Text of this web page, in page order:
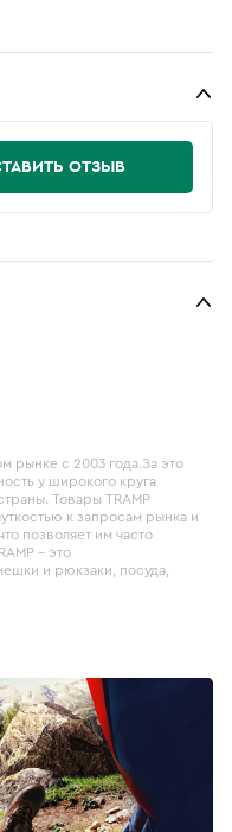
ОТЗЫВ
рынке с 2003 года.За это
у широкого круга
Товары TRAMP
к запросам рынка и
позволяет им часто
– это
и рюкзаки, посуда,